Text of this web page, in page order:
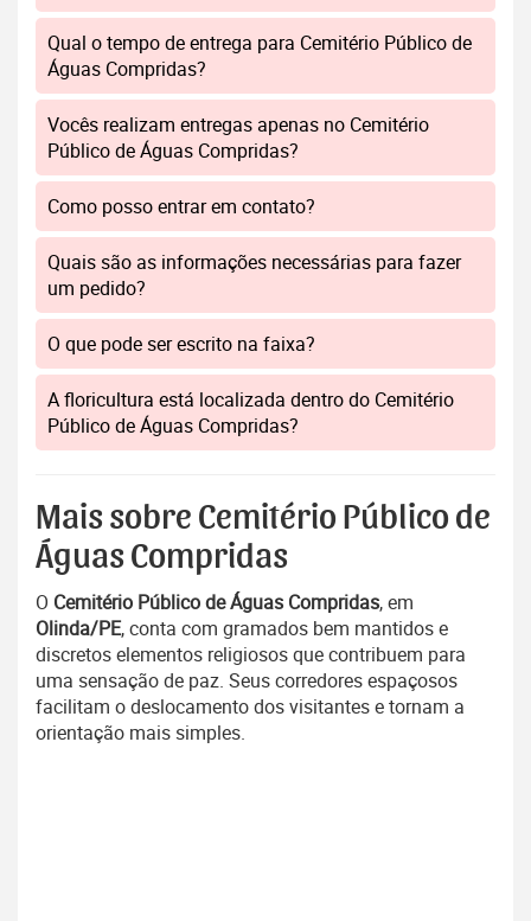
Qual o tempo de entrega para Cemitério Público de
Águas Compridas?
Vocês realizam entregas apenas no Cemitério
Público de Águas Compridas?
Como posso entrar em contato?
Quais são as informações necessárias para fazer
um pedido?
O que pode ser escrito na faixa?
A floricultura está localizada dentro do Cemitério
Público de Águas Compridas?
Mais sobre Cemitério Público de
Águas Compridas
O Cemitério Público de Águas Compridas, em
Olinda/PE, conta com gramados bem mantidos e
discretos elementos religiosos que contribuem para
uma sensação de paz. Seus corredores espaçosos
facilitam o deslocamento dos visitantes e tornam a
orientação mais simples.